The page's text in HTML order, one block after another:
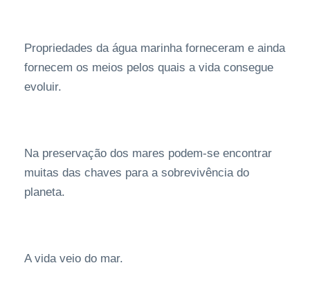
Propriedades da água marinha forneceram e ainda
fornecem os meios pelos quais a vida consegue
evoluir.
Na preservação dos mares podem-se encontrar
muitas das chaves para a sobrevivência do
planeta.
A vida veio do mar.